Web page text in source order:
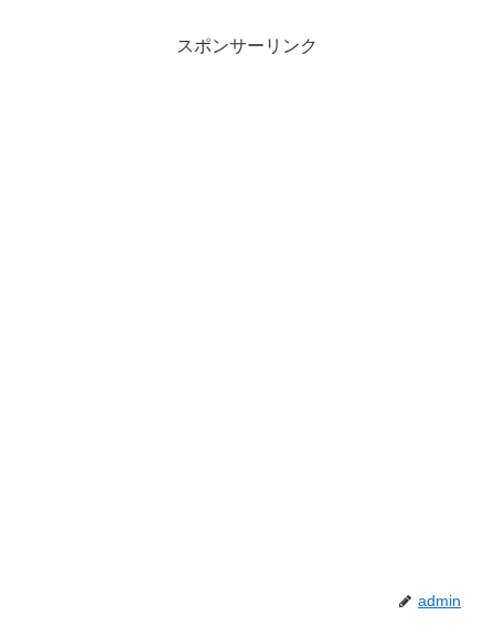
スポンサーリンク
admin